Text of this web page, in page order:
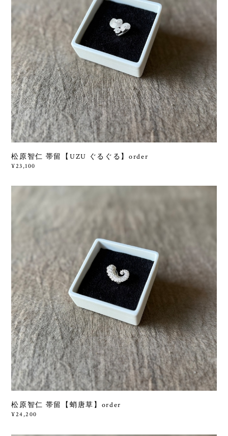
松原智仁 帯留【UZU ぐるぐる】order
¥23,100
松原智仁 帯留【蛸唐草】order
¥24,200